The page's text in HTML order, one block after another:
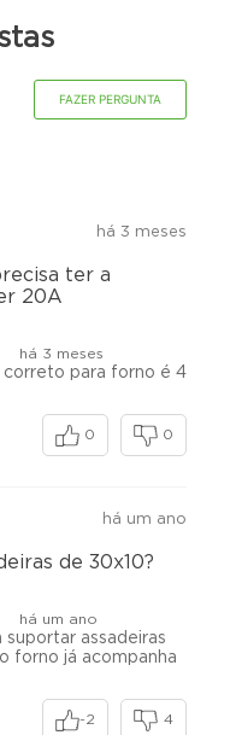
FAZER PERGUNTA
há 3 meses
ter a
20A
há 3 meses
correto para forno é 4
0 0
há um ano
de 30x10?
há um ano
assadeiras
forno já acompanha
-2 4